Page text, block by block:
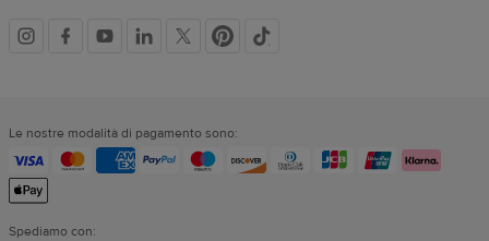
Link
social
Le nostre modalità di pagamento sono:
Spediamo con: